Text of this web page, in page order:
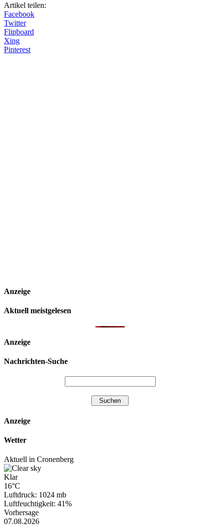
Artikel teilen:
Facebook
Twitter
Flipboard
Xing
Pinterest
Anzeige
Aktuell meistgelesen
Anzeige
Nachrichten-Suche
Anzeige
Wetter
Aktuell in Cronenberg
Klar
16°C
Luftdruck: 1024 mb
Luftfeuchtigkeit: 41%
Vorhersage
07.08.2026